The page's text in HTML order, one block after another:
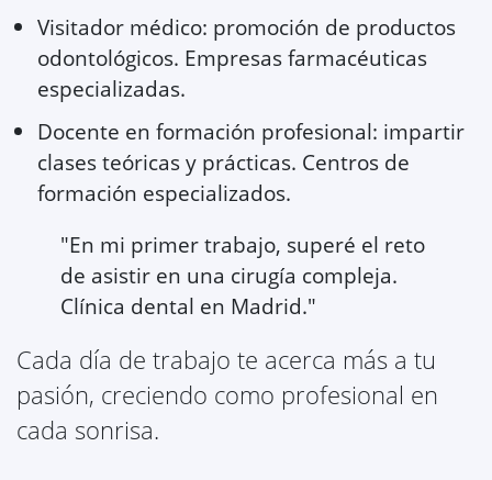
Visitador médico: promoción de productos
odontológicos. Empresas farmacéuticas
especializadas.
Docente en formación profesional: impartir
clases teóricas y prácticas. Centros de
formación especializados.
"En mi primer trabajo, superé el reto
de asistir en una cirugía compleja.
Clínica dental en Madrid."
Cada día de trabajo te acerca más a tu
pasión, creciendo como profesional en
cada sonrisa.